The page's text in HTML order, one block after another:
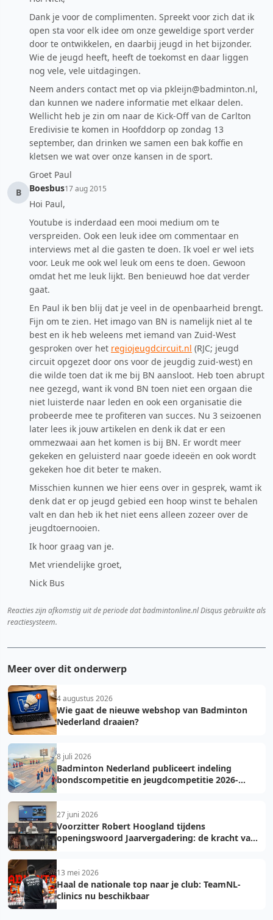
Dank je voor de complimenten. Spreekt voor zich dat ik
open sta voor elk idee om onze geweldige sport verder
door te ontwikkelen, en daarbij jeugd in het bijzonder.
Wie de jeugd heeft, heeft de toekomst en daar liggen
nog vele, vele uitdagingen.
Neem anders contact met op via pkleijn@badminton.nl,
dan kunnen we nadere informatie met elkaar delen.
Wellicht heb je zin om naar de Kick-Off van de Carlton
Eredivisie te komen in Hoofddorp op zondag 13
september, dan drinken we samen een bak koffie en
kletsen we wat over onze kansen in de sport.
Groet Paul
B
Boesbus17 aug 2015
Hoi Paul,
Youtube is inderdaad een mooi medium om te
verspreiden. Ook een leuk idee om commentaar en
interviews met al die gasten te doen. Ik voel er wel iets
voor. Leuk me ook wel leuk om eens te doen. Gewoon
omdat het me leuk lijkt. Ben benieuwd hoe dat verder
gaat.
En Paul ik ben blij dat je veel in de openbaarheid brengt.
Fijn om te zien. Het imago van BN is namelijk niet al te
best en ik heb weleens met iemand van Zuid-West
gesproken over het regiojeugdcircuit.nl (RJC; jeugd
circuit opgezet door ons voor de jeugdig zuid-west) en
die wilde toen dat ik me bij BN aansloot. Heb toen abrupt
nee gezegd, want ik vond BN toen niet een orgaan die
niet luisterde naar leden en ook een organisatie die
probeerde mee te profiteren van succes. Nu 3 seizoenen
later lees ik jouw artikelen en denk ik dat er een
ommezwaai aan het komen is bij BN. Er wordt meer
gekeken en geluisterd naar goede ideeën en ook wordt
gekeken hoe dit beter te maken.
Misschien kunnen we hier eens over in gesprek, wamt ik
denk dat er op jeugd gebied een hoop winst te behalen
valt en dan heb ik het niet eens alleen zozeer over de
jeugdtoernooien.
Ik hoor graag van je.
Met vriendelijke groet,
Nick Bus
Reacties zijn afkomstig uit de periode dat badmintonline.nl Disqus gebruikte als
reactiesysteem.
Meer over dit onderwerp
4 augustus 2026
Wie gaat de nieuwe webshop van Badminton
Nederland draaien?
8 juli 2026
Badminton Nederland publiceert indeling
bondscompetitie en jeugdcompetitie 2026-
27 juni 2026
Voorzitter Robert Hoogland tijdens
openingswoord Jaarvergadering: de kracht van
13 mei 2026
Haal de nationale top naar je club: TeamNL-
clinics nu beschikbaar